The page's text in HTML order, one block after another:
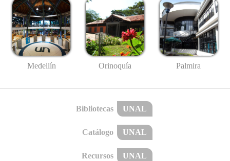
Medellín Orinoquía Palmira
Bibliotecas UNAL
Catálogo UNAL
Recursos UNAL